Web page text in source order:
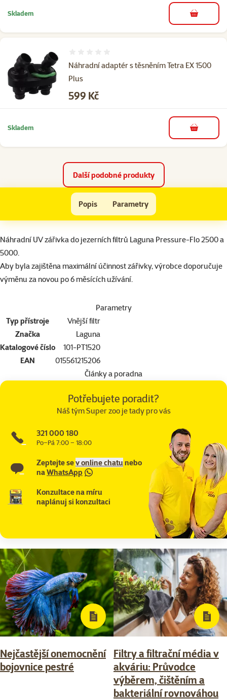
Skladem do košíku
Náhradní adaptér s těsněním Tetra EX 1500
Plus
Cena
599 Kč
Skladem do košíku
Další podobné produkty
Náhradní zářivka LAGUNA Pressure-Flo 2500, 5000 11W
Popis Parametry
Na začátek stránky
superzoo.product.detail.content
Náhradní UV zářivka do jezerních filtrů Laguna Pressure-Flo 2500 a
5000.
Aby byla zajištěna maximální účinnost zářivky, výrobce doporučuje
výměnu za novou po 6 měsících užívání.
Parametry
Typ přístroje
Vnější filtr
Značka
Laguna
Katalogové číslo
101-PT1520
EAN
015561215206
Články a poradna
Potřebujete poradit?
Náš tým Super zoo je tady pro vás
321 000 180
Po–Pá 7:00 – 18:00
Zeptejte sev online chatunebo
naWhatsApp
Konzultace na míru
naplánuj si konzultaci
Nejčastější onemocnění
bojovnice pestré
Filtry a filtrační média v
akváriu: Průvodce
výběrem, čištěním a
bakteriální rovnováhou